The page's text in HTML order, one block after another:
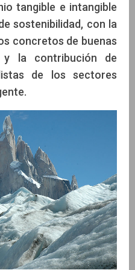
tangible e intangible
sostenibilidad, con la
concretos de buenas
y la contribución de
de los sectores